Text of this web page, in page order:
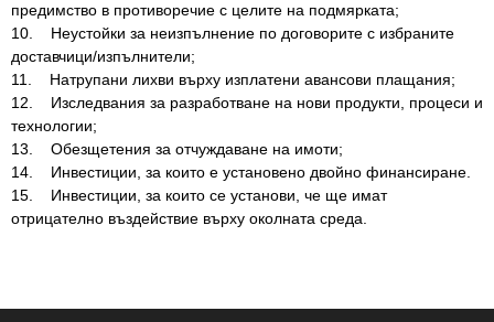
предимство в противоречие с целите на подмярката;
10. Неустойки за неизпълнение по договорите с избраните
доставчици/изпълнители;
11. Натрупани лихви върху изплатени авансови плащания;
12. Изследвания за разработване на нови продукти, процеси и
технологии;
13. Обезщетения за отчуждаване на имоти;
14. Инвестиции, за които е установено двойно финансиране.
15. Инвестиции, за които се установи, че ще имат
отрицателно въздействие върху околната среда.